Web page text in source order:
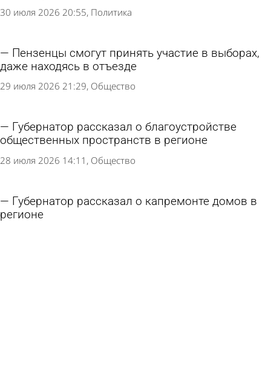
30 июля 2026 20:55 Политика
Пензенцы смогут принять участие в выборах,
даже находясь в отъезде
29 июля 2026 21:29 Общество
Губернатор рассказал о благоустройстве
общественных пространств в регионе
28 июля 2026 14:11 Общество
Губернатор рассказал о капремонте домов в
регионе